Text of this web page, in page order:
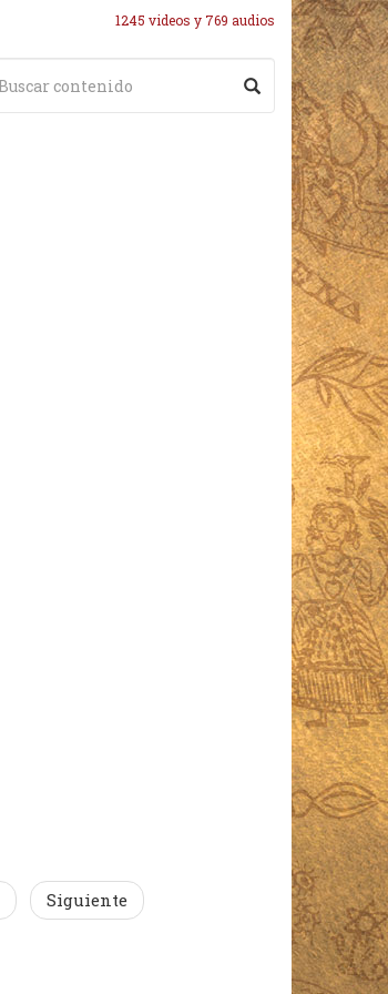
1245 videos y 769 audios
Siguiente